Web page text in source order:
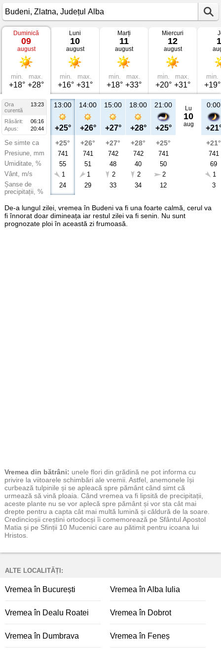
Vremea
Budeni
Zlatna,
Județul
Duminică
09
august
min.
+18°
max.
+28°
Luni
10
august
min.
+16°
max.
+31°
Marți
11
august
min.
+18°
max.
+33°
Miercuri
12
august
min.
+20°
max.
+31°
min.
+19°
Ora
13:23
curentă
Răsărit:
06:16
Apus:
20:44
Se simte ca
Presiune, mm
Umiditate, %
Vânt, m/s
Șanse de
precipitații, %
13:00
+25°
+25°
741
55
1
24
14:00
+26°
+26°
741
51
1
29
15:00
+27°
+27°
742
48
2
33
18:00
+28°
+28°
742
40
2
34
21:00
+25°
+25°
741
50
2
12
Lu
10
aug
0:00
+21°
741
69
1
3
De-a lungul zilei, vremea în Budeni va fi una foarte calmă, cerul va
fi înnorat doar dimineața iar restul zilei va fi senin. Nu sunt
prognozate ploi în această zi frumoasă.
Vremea din bătrâni: unele flori din grădină ne pot informa cu
privire la viitoarele schimbări ale vremii. Astfel, anemonele își
curbează tulpinile și se apleacă spre pământ când simt că
urmează să vină ploaia. Când vremea va fi lipsită de precipitații,
aceste plante nu se vor aplecă spre pământ și vor sta cât mai
drepte pentru a capta cât mai multă lumină și căldură de la soare.
Credincioșii creștini ortodocși îi comemorează pe Sfântul Apostol
Matia și pe Sfinții 10 Mucenici care au pătimit pentru icoana lui
Hristos.
ALTE LOCALITĂȚI:
Vremea în București Vremea în Alba Iulia
Vremea în Dealu Roatei Vremea în Dobrot
Vremea în Dumbrava Vremea în Feneș